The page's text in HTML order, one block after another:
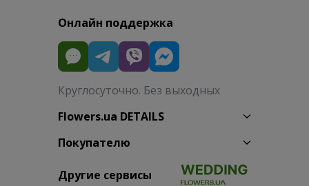
Онлайн поддержка
Круглосуточно. Без выходных
Flowers.ua DETAILS
Покупателю
Другие сервисы